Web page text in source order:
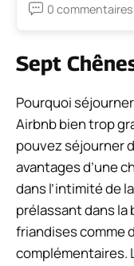
0 commentaires
Sept
Pourquoi
Airbnb bien trop
pouvez séjourner
avantages d’une
dans l’intimité de
prélassant dans
friandises comme
complémentaires.